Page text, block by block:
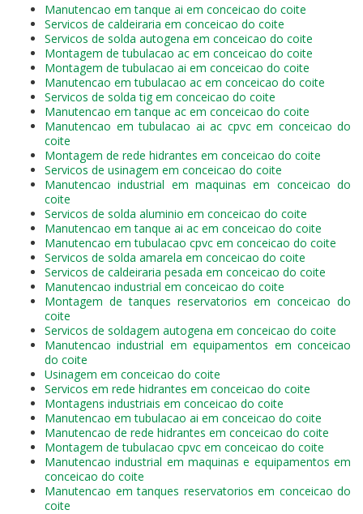
Manutencao em tanque ai em conceicao do coite
Servicos de caldeiraria em conceicao do coite
Servicos de solda autogena em conceicao do coite
Montagem de tubulacao ac em conceicao do coite
Montagem de tubulacao ai em conceicao do coite
Manutencao em tubulacao ac em conceicao do coite
Servicos de solda tig em conceicao do coite
Manutencao em tanque ac em conceicao do coite
Manutencao em tubulacao ai ac cpvc em conceicao do
coite
Montagem de rede hidrantes em conceicao do coite
Servicos de usinagem em conceicao do coite
Manutencao industrial em maquinas em conceicao do
coite
Servicos de solda aluminio em conceicao do coite
Manutencao em tanque ai ac em conceicao do coite
Manutencao em tubulacao cpvc em conceicao do coite
Servicos de solda amarela em conceicao do coite
Servicos de caldeiraria pesada em conceicao do coite
Manutencao industrial em conceicao do coite
Montagem de tanques reservatorios em conceicao do
coite
Servicos de soldagem autogena em conceicao do coite
Manutencao industrial em equipamentos em conceicao
do coite
Usinagem em conceicao do coite
Servicos em rede hidrantes em conceicao do coite
Montagens industriais em conceicao do coite
Manutencao em tubulacao ai em conceicao do coite
Manutencao de rede hidrantes em conceicao do coite
Montagem de tubulacao cpvc em conceicao do coite
Manutencao industrial em maquinas e equipamentos em
conceicao do coite
Manutencao em tanques reservatorios em conceicao do
coite